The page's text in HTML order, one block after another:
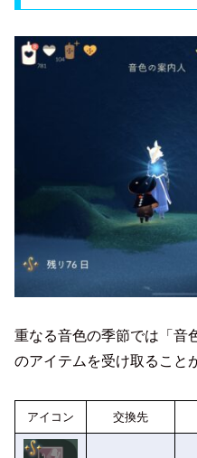
重なる音色の季節では「音
のアイテムを受け取ること
アイコン 交換先